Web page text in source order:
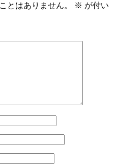
とはありません。 ※ が付い